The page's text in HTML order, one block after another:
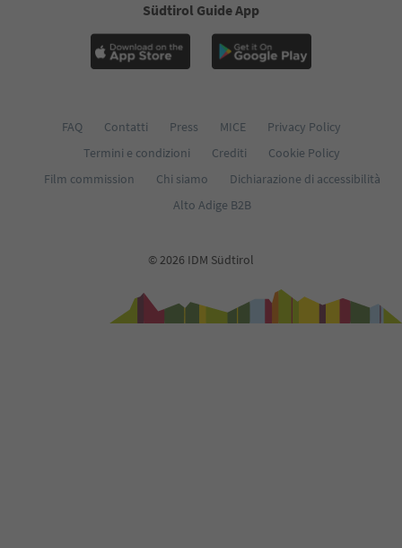
Südtirol Guide App
FAQ Contatti Press MICE
Privacy Policy
Termini e condizioni
Crediti
Cookie Policy
Film commission
Chi siamo
Dichiarazione di accessibilità
Alto Adige B2B
© 2026 IDM Südtirol